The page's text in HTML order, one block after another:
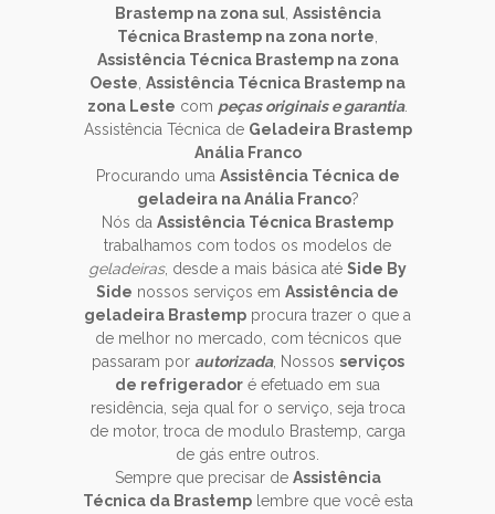
Brastemp na zona sul, Assistência
Técnica Brastemp na zona norte
Assistência Técnica Brastemp na zona
Oeste Assistência Técnica Brastemp na
zona Leste com peças originais e garantia.
Assistência Técnica de Geladeira Brastemp
Anália Franco
Procurando uma Assistência Técnica de
geladeira na Anália Franco?
Nós da Assistência Técnica Brastemp
trabalhamos com todos os modelos de
geladeiras, desde a mais básica até Side By
Side nossos serviços em Assistência de
geladeira Brastemp procura trazer o que a
de melhor no mercado, com técnicos que
passaram por autorizada, Nossos serviços
de refrigerador é efetuado em sua
residência, seja qual for o serviço, seja troca
de motor, troca de modulo Brastemp, carga
de gás entre outros.
Sempre que precisar de Assistência
Técnica da Brastemplembre que você esta